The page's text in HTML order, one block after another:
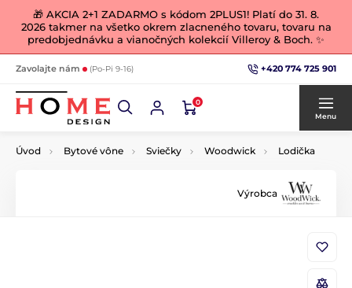
🎁 AKCIA 2+1 ZADARMO s kódom 2PLUS1! Platí do 31. 8.
2026 takmer na všetko okrem zlacneného tovaru, tovaru na
predobjednávku a vianočných kolekcií Villeroy & Boch. ✨
Zavolajte nám (Po-Pi 9-16) +420 774 725 901
0
Menu
Úvod Bytové vône Sviečky Woodwick Lodička
Výrobca